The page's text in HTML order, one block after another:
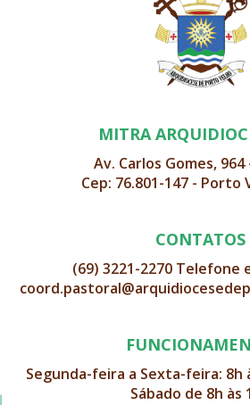
MITRA
Av. Carlos Gomes,
Cep: 76.801-147 - Porto
CONTATOS
(69) 3221-2270 Telefone
Segunda-feira a Sexta-feira: 8h
Sábado de 8h às